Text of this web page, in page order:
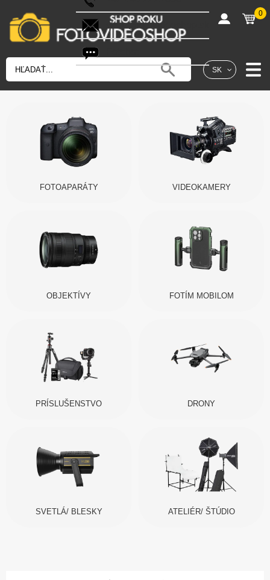
SK
shop@fotovideoshop.sk
0
FOTOAPARÁTY VIDEOKAMERY
OBJEKTÍVY FOTÍM MOBILOM
PRÍSLUŠENSTVO DRONY
SVETLÁ/ BLESKY ATELIÉR/ ŠTÚDIO